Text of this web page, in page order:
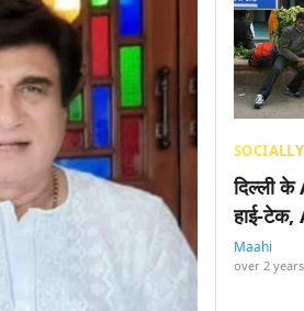
दिल्ली
हाई-टेक,
Maahi
over 2